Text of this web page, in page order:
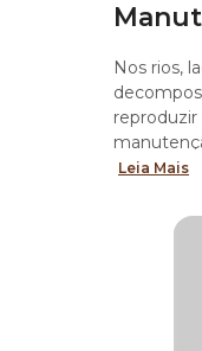
Nos rios,
Em um
seu
Leia Mais